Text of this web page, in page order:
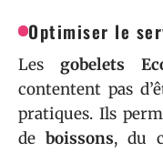
Optimiser le
Les gobelets
contentent pas
pratiques. Ils
de boissons, du